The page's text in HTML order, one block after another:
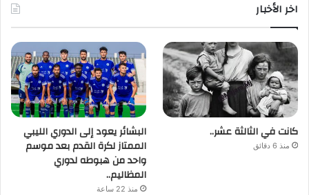
اخر الأخبار
كانت في الثالثة عشر..
منذ 6 دقائق
البشائر يعود إلى الدوري الليبي
الممتاز لكرة القدم بعد موسم
واحد من هبوطه لدوري
المظاليم..
منذ 22 ساعة